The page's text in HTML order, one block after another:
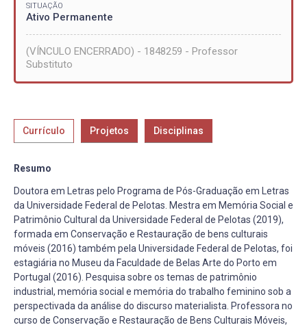
SITUAÇÃO
Ativo Permanente
(VÍNCULO ENCERRADO) - 1848259 - Professor
Substituto
Currículo Projetos Disciplinas
Resumo
Doutora em Letras pelo Programa de Pós-Graduação em Letras
da Universidade Federal de Pelotas. Mestra em Memória Social e
Patrimônio Cultural da Universidade Federal de Pelotas (2019),
formada em Conservação e Restauração de bens culturais
móveis (2016) também pela Universidade Federal de Pelotas, foi
estagiária no Museu da Faculdade de Belas Arte do Porto em
Portugal (2016). Pesquisa sobre os temas de patrimônio
industrial, memória social e memória do trabalho feminino sob a
perspectivada da análise do discurso materialista. Professora no
curso de Conservação e Restauração de Bens Culturais Móveis,